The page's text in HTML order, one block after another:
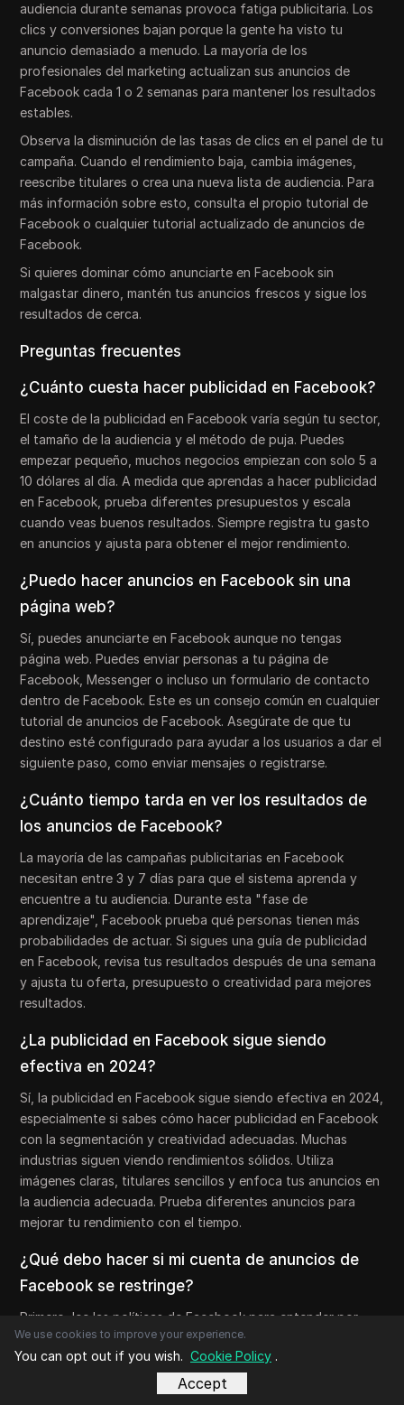
audiencia durante semanas provoca fatiga publicitaria. Los
clics y conversiones bajan porque la gente ha visto tu
anuncio demasiado a menudo. La mayoría de los
profesionales del marketing actualizan sus anuncios de
Facebook cada 1 o 2 semanas para mantener los resultados
estables.
Observa la disminución de las tasas de clics en el panel de tu
campaña. Cuando el rendimiento baja, cambia imágenes,
reescribe titulares o crea una nueva lista de audiencia. Para
más información sobre esto, consulta el propio tutorial de
Facebook o cualquier tutorial actualizado de anuncios de
Facebook.
Si quieres dominar cómo anunciarte en Facebook sin
malgastar dinero, mantén tus anuncios frescos y sigue los
resultados de cerca.
Preguntas frecuentes
¿Cuánto cuesta hacer publicidad en Facebook?
El coste de la publicidad en Facebook varía según tu sector,
el tamaño de la audiencia y el método de puja. Puedes
empezar pequeño, muchos negocios empiezan con solo 5 a
10 dólares al día. A medida que aprendas a hacer publicidad
en Facebook, prueba diferentes presupuestos y escala
cuando veas buenos resultados. Siempre registra tu gasto
en anuncios y ajusta para obtener el mejor rendimiento.
¿Puedo hacer anuncios en Facebook sin una
página web?
Sí, puedes anunciarte en Facebook aunque no tengas
página web. Puedes enviar personas a tu página de
Facebook, Messenger o incluso un formulario de contacto
dentro de Facebook. Este es un consejo común en cualquier
tutorial de anuncios de Facebook. Asegúrate de que tu
destino esté configurado para ayudar a los usuarios a dar el
siguiente paso, como enviar mensajes o registrarse.
¿Cuánto tiempo tarda en ver los resultados de
los anuncios de Facebook?
La mayoría de las campañas publicitarias en Facebook
necesitan entre 3 y 7 días para que el sistema aprenda y
encuentre a tu audiencia. Durante esta "fase de
aprendizaje", Facebook prueba qué personas tienen más
probabilidades de actuar. Si sigues una guía de publicidad
en Facebook, revisa tus resultados después de una semana
y ajusta tu oferta, presupuesto o creatividad para mejores
resultados.
¿La publicidad en Facebook sigue siendo
efectiva en 2024?
Sí, la publicidad en Facebook sigue siendo efectiva en 2024,
especialmente si sabes cómo hacer publicidad en Facebook
con la segmentación y creatividad adecuadas. Muchas
industrias siguen viendo rendimientos sólidos. Utiliza
imágenes claras, titulares sencillos y enfoca tus anuncios en
la audiencia adecuada. Prueba diferentes anuncios para
mejorar tu rendimiento con el tiempo.
¿Qué debo hacer si mi cuenta de anuncios de
Facebook se restringe?
Primero, lee las políticas de Facebook para entender por
qué tu cuenta fue restringida. Apelad la decisión a través
del soporte de Facebook si creéis que es un error. Revisa tus
anuncios para detectar problemas de cumplimiento, como
We use cookies to improve your experience.
You can opt out if you wish. Cookie Policy .
Accept